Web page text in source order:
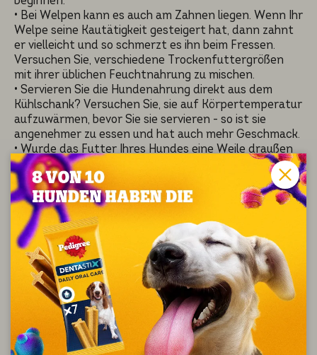
• Bei Welpen kann es auch am Zahnen liegen. Wenn Ihr
Welpe seine Kautätigkeit gesteigert hat, dann zahnt
er vielleicht und so schmerzt es ihn beim Fressen.
Versuchen Sie, verschiedene Trockenfuttergrößen
mit ihrer üblichen Feuchtnahrung zu mischen.
• Servieren Sie die Hundenahrung direkt aus dem
Kühlschank? Versuchen Sie, sie auf Körpertemperatur
aufzuwärmen, bevor Sie sie servieren - so ist sie
angenehmer zu essen und hat auch mehr Geschmack.
• Wurde das Futter Ihres Hundes eine Weile draußen
stehen gelassen? Wahrscheinlich hat es einfach an
Geschmack verloren, wie es auch bei unserer Mahlzeit
vorkommen würde.
• Probieren Sie eine neue Marke oder einen neuen
Tierfuttergeschmack aus? Abrupte Änderungen
können zu Erbrechen oder Durchfall führen. Stellen
Sie die Nahrung deshalb nur schrittweise über eine
Woche lang um.
• Kann Ihr Hund ohne Unterbrechung fressen?
Überprüfen Sie, ob er alleine fressen kann, ohne
gestört zu werden.
• Frisst Ihr Hund immer noch nicht, so versuchen Sie,
etwas Speck in seine Nahrung zu mischen.